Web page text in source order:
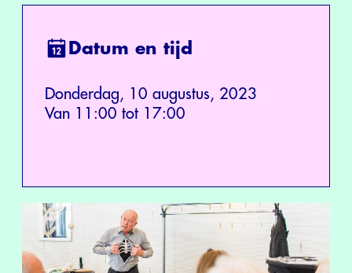
Datum en tijd
Donderdag, 10 augustus, 2023
Van 11:00 tot 17:00